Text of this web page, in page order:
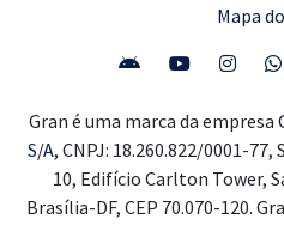
Mapa
Gran é uma marca da empresa
S/A, CNPJ: 18.260.822/0001-
10, Edifício Carlton Tower,
Brasília-DF, CEP 70.070-120.